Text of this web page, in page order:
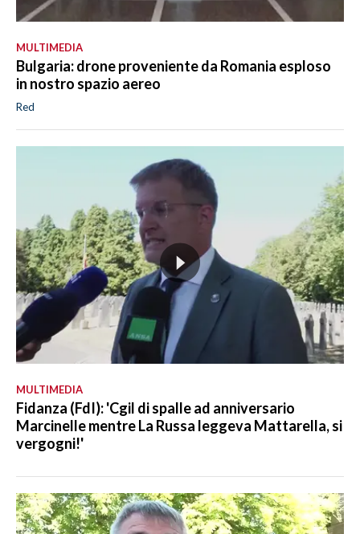
MULTIMEDIA
Bulgaria: drone proveniente da Romania esploso
in nostro spazio aereo
Red
MULTIMEDIA
Fidanza (FdI): 'Cgil di spalle ad anniversario
Marcinelle mentre La Russa leggeva Mattarella, si
vergogni!'